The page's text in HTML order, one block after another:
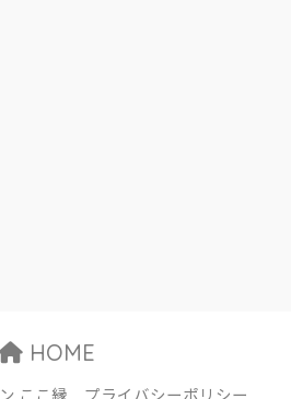
HOME
ここ縁 プライバシーポリシー